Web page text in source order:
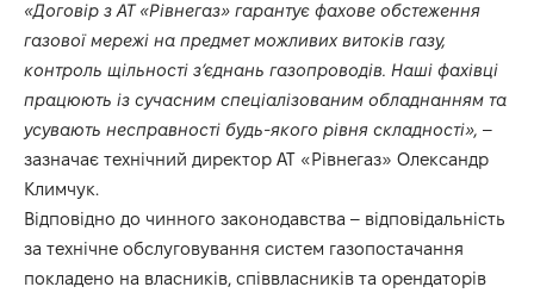
«Договір з АТ «Рівнегаз» гарантує фахове обстеження
газової мережі на предмет можливих витоків газу,
контроль щільності з’єднань газопроводів. Наші фахівці
працюють із сучасним спеціалізованим обладнанням та
усувають несправності будь-якого рівня складності», –
зазначає технічний директор АТ «Рівнегаз» Олександр
Климчук.
Відповідно до чинного законодавства – відповідальність
за технічне обслуговування систем газопостачання
покладено на власників, співвласників та орендаторів